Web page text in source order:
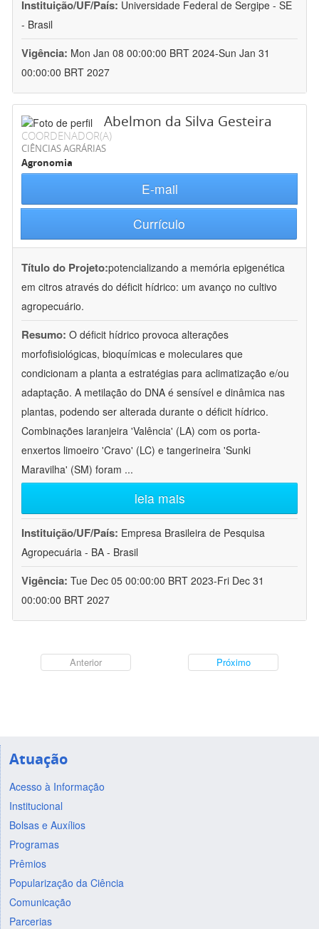
Instituição/UF/País: Universidade Federal de Sergipe - SE
- Brasil
Vigência: Mon Jan 08 00:00:00 BRT 2024-Sun Jan 31
00:00:00 BRT 2027
Abelmon da Silva Gesteira
COORDENADOR(A)
CIÊNCIAS AGRÁRIAS
Agronomia
E-mail
Currículo
Título do Projeto:potencializando a memória epigenética
em citros através do déficit hídrico: um avanço no cultivo
agropecuário.
Resumo: O déficit hídrico provoca alterações
morfofisiológicas, bioquímicas e moleculares que
condicionam a planta a estratégias para aclimatização e/ou
adaptação. A metilação do DNA é sensível e dinâmica nas
plantas, podendo ser alterada durante o déficit hídrico.
Combinações laranjeira 'Valência' (LA) com os porta-
enxertos limoeiro 'Cravo' (LC) e tangerineira 'Sunki
Maravilha' (SM) foram ...
leia mais
Instituição/UF/País: Empresa Brasileira de Pesquisa
Agropecuária - BA - Brasil
Vigência: Tue Dec 05 00:00:00 BRT 2023-Fri Dec 31
00:00:00 BRT 2027
Anterior Próximo
Atuação
Acesso à Informação
Institucional
Bolsas e Auxílios
Programas
Prêmios
Popularização da Ciência
Comunicação
Parcerias